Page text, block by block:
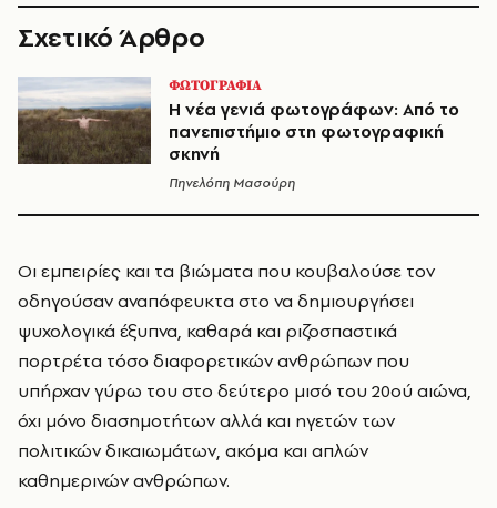
Σχετικό Άρθρο
ΦΩΤΟΓΡΑΦΙΑ
Η νέα γενιά φωτογράφων: Από το
πανεπιστήμιο στη φωτογραφική
σκηνή
Πηνελόπη Μασούρη
Οι εμπειρίες και τα βιώματα που κουβαλούσε τον
οδηγούσαν αναπόφευκτα στο να δημιουργήσει
ψυχολογικά έξυπνα, καθαρά και ριζοσπαστικά
πορτρέτα τόσο διαφορετικών ανθρώπων που
υπήρχαν γύρω του στο δεύτερο μισό του 20ού αιώνα,
όχι μόνο διασημοτήτων αλλά και ηγετών των
πολιτικών δικαιωμάτων, ακόμα και απλών
καθημερινών ανθρώπων.